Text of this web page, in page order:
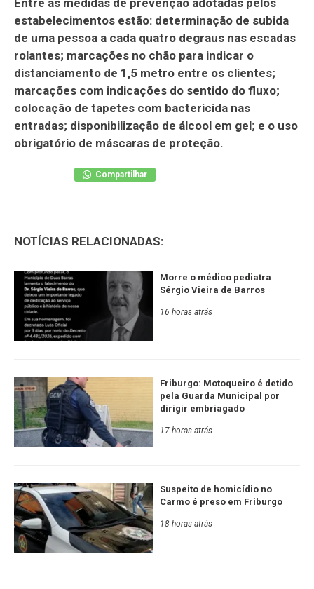
estabelecimentos estão: determinação de subida
de uma pessoa a cada quatro degraus nas escadas
rolantes; marcações no chão para indicar o
distanciamento de 1,5 metro entre os clientes;
marcações com indicações do sentido do fluxo;
colocação de tapetes com bactericida nas
entradas; disponibilização de álcool em gel; e o uso
obrigatório de máscaras de proteção.
Compartilhar
NOTÍCIAS RELACIONADAS:
Morre o médico pediatra
Sérgio Vieira de Barros
16 horas atrás
Friburgo: Motoqueiro é detido
pela Guarda Municipal por
dirigir embriagado
17 horas atrás
Suspeito de homicídio no
Carmo é preso em Friburgo
18 horas atrás